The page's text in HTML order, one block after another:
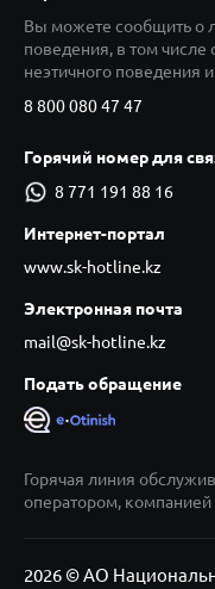
Вы можете сообщить о
поведения, в том числе
неэтичного поведения
8 800 080 47 47
Горячий номер для
8 771 191 88 16
Интернет-портал
www.sk-hotline.kz
Электронная почта
mail@sk-hotline.kz
Подать обращение
Горячая линия
оператором, компанией
2026 © АО